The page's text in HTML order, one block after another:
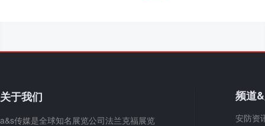
关于我们
a&s传媒是全球知名展览公司法兰克福展览
频道
安防资